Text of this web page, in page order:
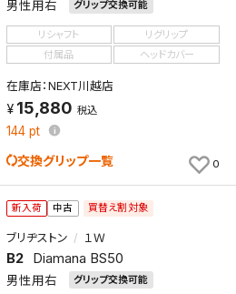
男性用右 グリップ交換可能
リシャフト
リグリップ
付属品
ヘッドカバー
在庫店：NEXT川越店
15,880 税込
144 pt
交換グリップ一覧 0
新入荷 中古 買替え割対象
ブリヂストン １Ｗ
B2 Diamana BS50
男性用右 グリップ交換可能